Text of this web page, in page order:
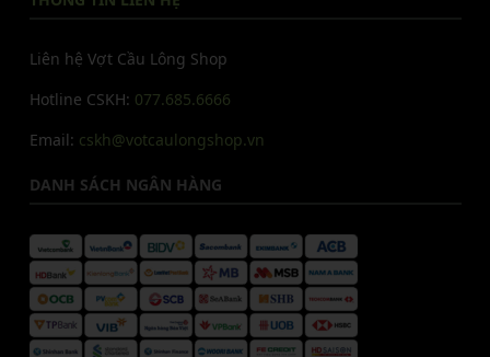
Liên hệ Vợt Cầu Lông Shop
Hotline CSKH: 077.685.6666
Email: cskh@votcaulongshop.vn
DANH SÁCH NGÂN HÀNG